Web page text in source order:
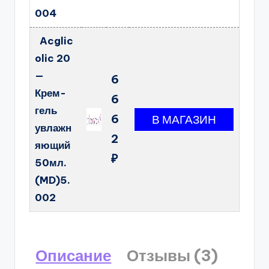
004
Acglic
olic 20
—
Крем-
гель
увлажн
яющий
50мл.
(MD)5.
002
6
6
6
2
₽
Описание Отзывы (3)